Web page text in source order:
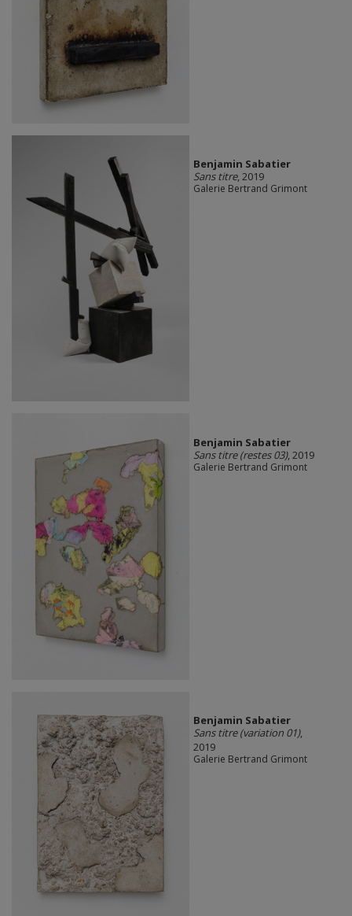
Benjamin Sabatier
Sans titre, 2019
Galerie Bertrand Grimont
Benjamin Sabatier
Sans titre (restes 03), 2019
Galerie Bertrand Grimont
Benjamin Sabatier
Sans titre (variation 01),
2019
Galerie Bertrand Grimont